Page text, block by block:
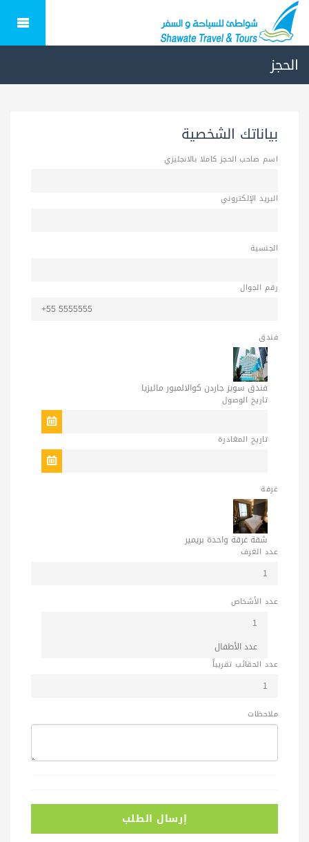
الحجز
بياناتك الشخصية
اسم صاحب الحجز كاملا بالانجليزي
البريد الإلكتروني
الجنسية
رقم الجوال
فندق
فندق سويز جاردن كوالالمبور ماليزيا
تاريخ الوصول
تاريخ المغادرة
غرفة
شقة غرقة واحدة بريمير
عدد الغرف
عدد الأشخاص
عدد الحقائب تقريباً
ملاحظات
إرسال الطلب